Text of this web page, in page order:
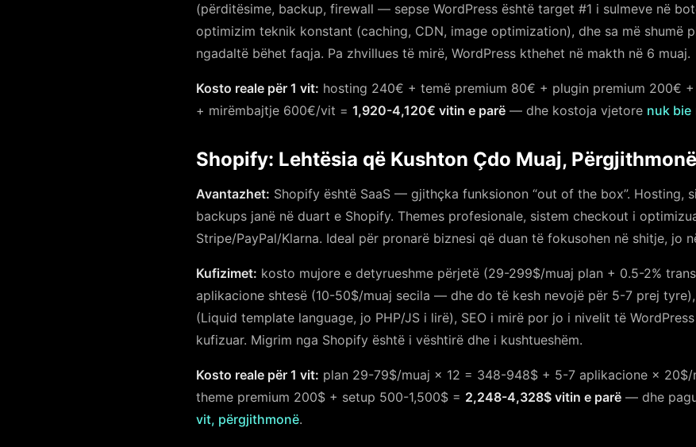
(përditësime, backup, firewall — sepse WordPress është target #1 i sulmeve në
optimizim teknik konstant (caching, CDN, image optimization), dhe sa më shumë
ngadaltë bëhet faqja. Pa zhvillues të mirë, WordPress kthehet në makth në 6 muaj.
Kosto reale për 1 vit: hosting 240€ + temë premium 80€ + plugin premium 200€
+ mirëmbajtje 600€/vit = 1,920-4,120€ vitin e parë — dhe kostoja vjetore nuk bie
Shopify: Lehtësia që Kushton Çdo Muaj, Përgjithmonë
Avantazhet: Shopify është SaaS — gjithçka funksionon “out of the box”. Hosting,
backups janë në duart e Shopify. Themes profesionale, sistem checkout i
Stripe/PayPal/Klarna. Ideal për pronarë biznesi që duan të fokusohen në shitje, jo
Kufizimet: kosto mujore e detyrueshme përjetë (29-299$/muaj plan + 0.5-2%
aplikacione shtesë (10-50$/muaj secila — dhe do të kesh nevojë për 5-7 prej
(Liquid template language, jo PHP/JS i lirë), SEO i mirë por jo i nivelit të
kufizuar. Migrim nga Shopify është i vështirë dhe i kushtueshëm.
Kosto reale për 1 vit: plan 29-79$/muaj × 12 = 348-948$ + 5-7 aplikacione × 20$/
theme premium 200$ + setup 500-1,500$ = 2,248-4,328$ vitin e parë — dhe
vit, përgjithmonë.